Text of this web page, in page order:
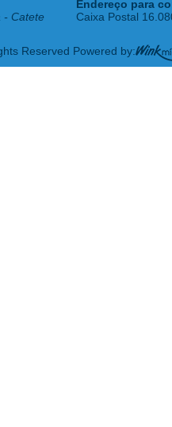
- Catete
Endereço para
Caixa Postal
Reserved Powered by: